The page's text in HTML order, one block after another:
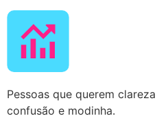
Pessoas que querem
confusão e modinha.